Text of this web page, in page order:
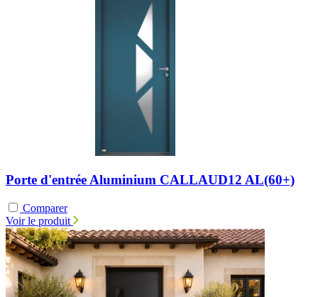
Porte d'entrée Aluminium CALLAUD12 AL(60+)
Comparer
Voir le produit